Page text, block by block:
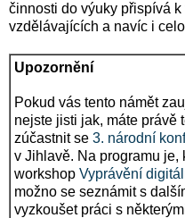
činnosti do výuky přispívá
vzdělávajících a navíc i
Upozornění
Pokud vás tento námět
nejste jisti jak, máte právě
zúčastnit se 3. národní
v Jihlavě. Na programu je,
workshop Vyprávění
možno se seznámit s
vyzkoušet práci s